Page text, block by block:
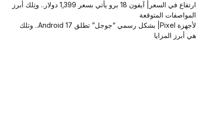
ارتفاع في السعر| آيفون 18 برو يأتي بسعر 1,399 دولار.. وتِلك أبرز
المواصفات المتوقعة
لأجهزة Pixel| بشكل رسمي “جوجل” تطلق Android 17.. وتلك
هي أبرز المزايا